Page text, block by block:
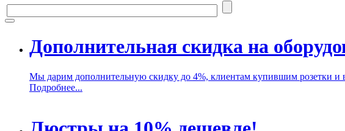
Дополнительная скидка на
Мы дарим дополнительную скидку до 4%, клиентам купившим розетки и
Подробнее...